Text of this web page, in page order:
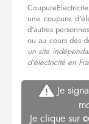
une coupure
d'autres
ou au cours des
un site
d'électricité en
Je
Je clique sur